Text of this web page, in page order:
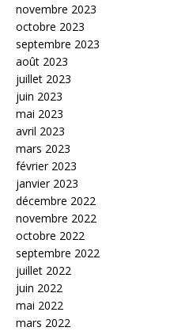
novembre 2023
octobre 2023
septembre 2023
août 2023
juillet 2023
juin 2023
mai 2023
avril 2023
mars 2023
février 2023
janvier 2023
décembre 2022
novembre 2022
octobre 2022
septembre 2022
juillet 2022
juin 2022
mai 2022
mars 2022